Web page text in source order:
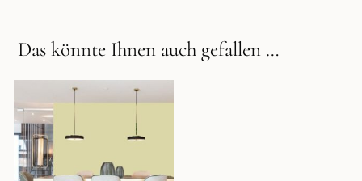
Das könnte Ihnen auch gefallen …
Produkt
mehrere
auf.